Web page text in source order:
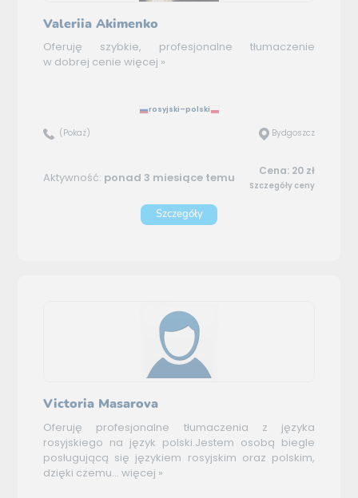
Valeriia Akimenko
Oferuję szybkie, profesjonalne tłumaczenie
w dobrej cenie więcej »
rosyjski–polski
(Pokaż) Bydgoszcz
Aktywność: ponad 3 miesiące temu Cena: 20 zł
Szczegóły ceny
Szczegóły
Victoria Masarova
Oferuję profesjonalne tłumaczenia z języka
rosyjskiego na język polski.Jestem osobą biegle
posługującą się językiem rosyjskim oraz polskim,
dzięki czemu... więcej »